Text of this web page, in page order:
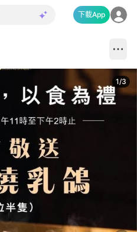
下載App
1/3